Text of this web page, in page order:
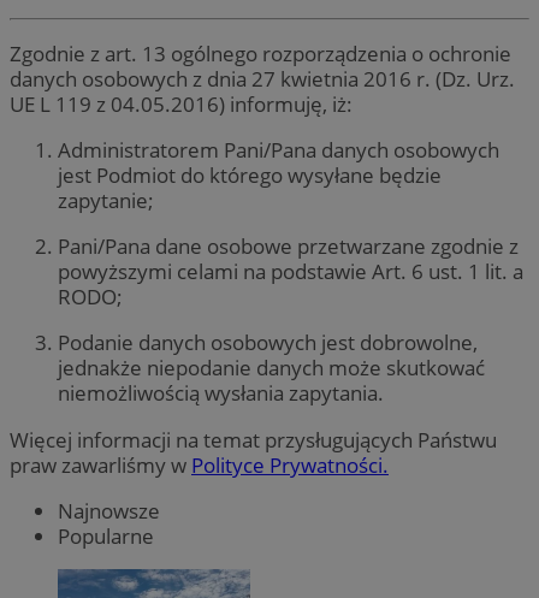
Zgodnie z art. 13 ogólnego rozporządzenia o ochronie
danych osobowych z dnia 27 kwietnia 2016 r. (Dz. Urz.
UE L 119 z 04.05.2016) informuję, iż:
Administratorem Pani/Pana danych osobowych
jest Podmiot do którego wysyłane będzie
zapytanie;
Pani/Pana dane osobowe przetwarzane zgodnie z
powyższymi celami na podstawie Art. 6 ust. 1 lit. a
RODO;
Podanie danych osobowych jest dobrowolne,
jednakże niepodanie danych może skutkować
niemożliwością wysłania zapytania.
Więcej informacji na temat przysługujących Państwu
praw zawarliśmy w Polityce Prywatności.
Najnowsze
Popularne